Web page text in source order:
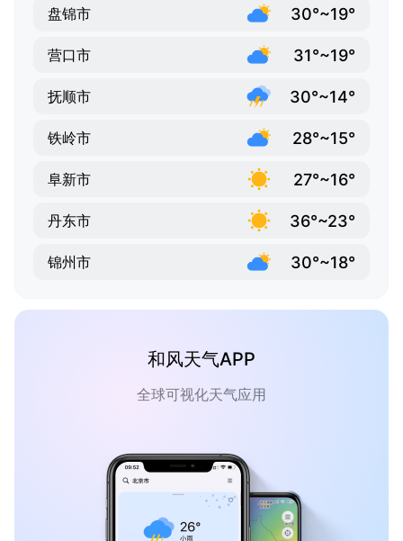
盘锦市 30°~19°
营口市 31°~19°
抚顺市 30°~14°
铁岭市 28°~15°
阜新市 27°~16°
丹东市 36°~23°
锦州市 30°~18°
和风天气APP
全球可视化天气应用